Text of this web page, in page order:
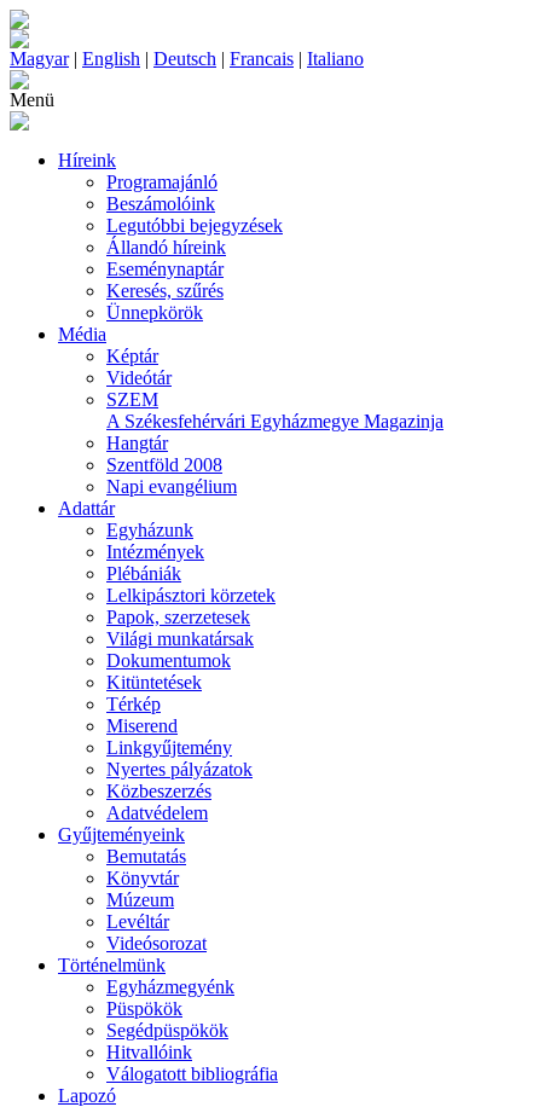
Magyar| English | Deutsch | Francais | Italiano
Menü
Híreink
Programajánló
Beszámolóink
Legutóbbi bejegyzések
Állandó híreink
Eseménynaptár
Keresés, szűrés
Ünnepkörök
Média
Képtár
Videótár
SZEM
A Székesfehérvári Egyházmegye Magazinja
Hangtár
Szentföld 2008
Napi evangélium
Adattár
Egyházunk
Intézmények
Plébániák
Lelkipásztori körzetek
Papok, szerzetesek
Világi munkatársak
Dokumentumok
Kitüntetések
Térkép
Miserend
Linkgyűjtemény
Nyertes pályázatok
Közbeszerzés
Adatvédelem
Gyűjteményeink
Bemutatás
Könyvtár
Múzeum
Levéltár
Videósorozat
Történelmünk
Egyházmegyénk
Püspökök
Segédpüspökök
Hitvallóink
Válogatott bibliográfia
Lapozó